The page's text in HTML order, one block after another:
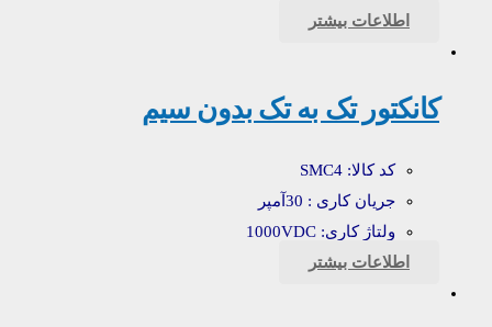
اطلاعات بیشتر
کانکتور تک به تک بدون سیم
کد کالا: SMC4
جریان کاری : 30آمپر
ولتاژ کاری: 1000VDC
اطلاعات بیشتر